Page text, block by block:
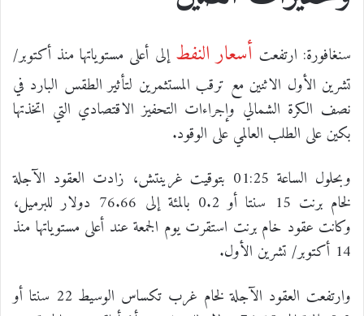
سنغافورة: ارتفعت أسعار النفط إلى أعلى مستوياتها منذ أكتوبر/
تشرين الأول الاثنين مع ترقب المستثمرين لتأثير الطقس البارد في
نصف الكرة الشمالي وإجراءات التحفيز الاقتصادي التي اتخذتها
بكين على الطلب العالمي على الوقود.
وبحلول الساعة 01:25 بتوقيت غرينتش، زادت العقود الآجلة
لخام برنت 15 سنتا أو 0.2 بالمئة إلى 76.66 دولار للبرميل،
وكانت عقود خام برنت استقرت يوم الجمعة عند أعلى مستوياتها منذ
14 أكتوبر/ تشرين الأول.
وارتفعت العقود الآجلة لخام غرب تكساس الوسيط 22 سنتا أو